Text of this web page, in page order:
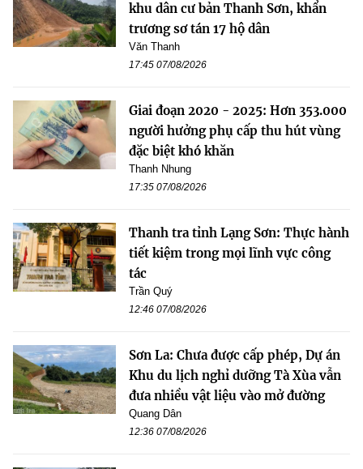
khu dân cư bản Thanh Sơn, khẩn
trương sơ tán 17 hộ dân
Văn Thanh
17:45 07/08/2026
Giai đoạn 2020 - 2025: Hơn 353.000
người hưởng phụ cấp thu hút vùng
đặc biệt khó khăn
Thanh Nhung
17:35 07/08/2026
Thanh tra tỉnh Lạng Sơn: Thực hành
tiết kiệm trong mọi lĩnh vực công
tác
Trần Quý
12:46 07/08/2026
Sơn La: Chưa được cấp phép, Dự án
Khu du lịch nghỉ dưỡng Tà Xùa vẫn
đưa nhiều vật liệu vào mở đường
Quang Dân
12:36 07/08/2026